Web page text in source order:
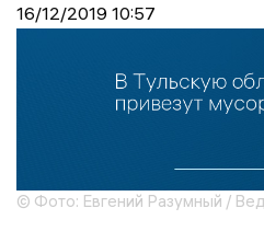
16/12/2019 10:57
© Фото: Евгений Разумный /